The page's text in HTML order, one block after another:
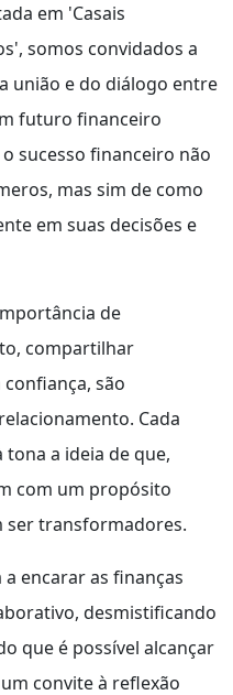
em 'Casais
somos convidados a
união e do diálogo entre
futuro financeiro
sucesso financeiro não
mas sim de como
em suas decisões e
de
compartilhar
são
Cada
a ideia de que,
com um propósito
ser transformadores.
encarar as finanças
desmistificando
que é possível alcançar
convite à reflexão